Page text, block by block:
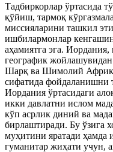
Тадбиркорлар ўртасида
қўйиш, тармоқ
миссияларини ташкил
ишбилармонлар
аҳамиятга эга.
географик
Шарқ ва Шимолий
сифатида фойдаланишни
Иордания ўртасидаги
икки давлатни ислом
кўп асрлик диний ва
бирлаштиради. Бу ўзига
муҳитини яратади ҳамда
гуманитар жиҳати учун,